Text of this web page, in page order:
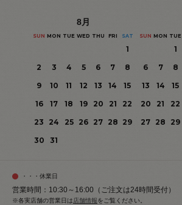
8月
SUN MON TUE WED THU FRI SAT
1
2
3 4 5 6 7
8
9
10 11 12 13 14
15
16
17 18 19 20 21
22
23
24 25 26 27 28 29
30
31
SUN MON TUE
1
6
7 8
13
14 15
20
21 22
27 28 29
・・・休業日
営業時間：10:30～16:00（ご注文は24時間受付）
※各実店舗の営業日は 店舗情報をご覧ください。